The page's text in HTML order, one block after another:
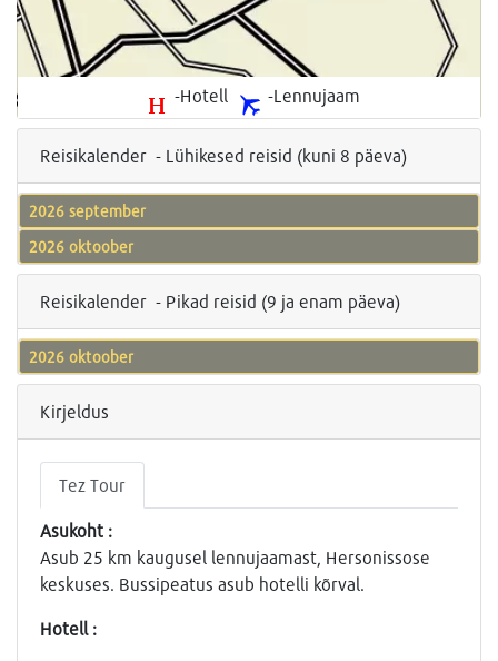
-Hotell -Lennujaam
Reisikalender - Lühikesed reisid (kuni 8 päeva)
2026 september
2026 oktoober
Reisikalender - Pikad reisid (9 ja enam päeva)
2026 oktoober
Kirjeldus
Tez Tour
Asukoht :
Asub 25 km kaugusel lennujaamast, Hersonissose
keskuses. Bussipeatus asub hotelli kõrval.
Hotell :